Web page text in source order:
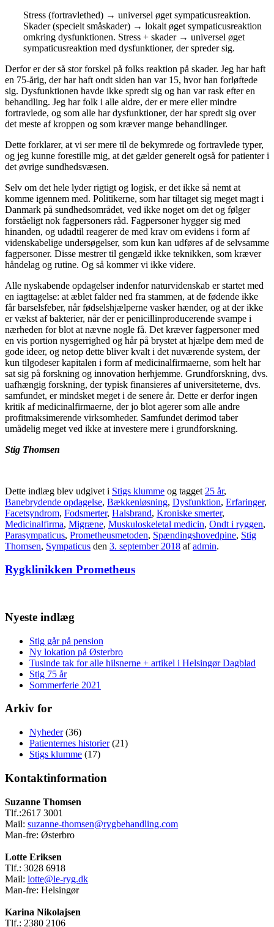
Stress (fortravlethed) → universel øget sympaticusreaktion.
Skader (specielt småskader) → lokalt øget sympaticusreaktion
omkring dysfunktionen. Stress + skader → universel øget
sympaticusreaktion med dysfunktioner, der spreder sig.
Derfor er der så stor forskel på folks reaktion på skader. Jeg har haft
en 75-årig, der har haft ondt siden han var 15, hvor han forløftede
sig. Dysfunktionen havde ikke spredt sig og han var rask efter en
behandling. Jeg har folk i alle aldre, der er mere eller mindre
fortravlede, og som alle har dysfunktioner, der har spredt sig over
det meste af kroppen og som kræver mange behandlinger.
Dette forklarer, at vi ser mere til de bekymrede og fortravlede typer,
og jeg kunne forestille mig, at det gælder generelt også for patienter i
det øvrige sundhedsvæsen.
Selv om det hele lyder rigtigt og logisk, er det ikke så nemt at
komme igennem med. Politikerne, som har tiltaget sig meget magt i
Danmark på sundhedsområdet, ved ikke noget om det og følger
forståeligt nok fagpersoners råd. Fagpersoner hygger sig med
hinanden, og udadtil reagerer de med krav om evidens i form af
videnskabelige undersøgelser, som kun kan udføres af de selvsamme
fagpersoner. Disse mestrer til gengæld ikke teknikken, som kræver
håndelag og rutine. Og så kommer vi ikke videre.
Alle nyskabende opdagelser indenfor naturvidenskab er startet med
en iagttagelse: at æblet falder ned fra stammen, at de fødende ikke
får barselsfeber, når fødselshjælperne vasker hænder, og at der ikke
er vækst af bakterier, når der er penicillinproducerende svampe i
nærheden for blot at nævne nogle få. Det kræver fagpersoner med
en vis portion nysgerrighed og hår på brystet at hjælpe dem med de
gode ideer, og netop dette bliver kvalt i det nuværende system, der
kun tilgodeser kapitalen i form af medicinalfirmaerne, som helt har
sat sig på forskning og innovation herhjemme. Grundforskning, dvs.
uafhængig forskning, der typisk finansieres af universiteterne, dvs.
samfundet, er mindsket meget i de senere år. Dette er derfor ingen
kritik af medicinalfirmaerne, der jo blot agerer som alle andre
profitmaksimerende virksomheder. Samfundet derimod taber
umådelig meget ved ikke at investere mere i grundforskning.
Stig Thomsen
Dette indlæg blev udgivet i Stigs klumme og tagget 25 år,
Banebrydende opdagelse, Bækkenløsning, Dysfunktion, Erfaringer,
Facetsyndrom, Fodsmerter, Halsbrand, Kroniske smerter,
Medicinalfirma, Migræne, Muskuloskeletal medicin, Ondt i ryggen,
Parasympaticus, Prometheusmetoden, Spændingshovedpine, Stig
Thomsen, Sympaticus den 3. september 2018 afadmin.
Rygklinikken Prometheus
Nyeste indlæg
Stig går på pension
Ny lokation på Østerbro
Tusinde tak for alle hilsnerne + artikel i Helsingør Dagblad
Stig 75 år
Sommerferie 2021
Arkiv for
Nyheder(36)
Patienternes historier(21)
Stigs klumme (17)
Kontaktinformation
Suzanne Thomsen
Tlf.:2617 3001
Mail: suzanne-thomsen@rygbehandling.com
Man-fre: Østerbro
Lotte Eriksen
Tlf.: 3028 6918
Mail: lotte@le-ryg.dk
Man-fre: Helsingør
Karina Nikolajsen
Tlf.: 2380 2106